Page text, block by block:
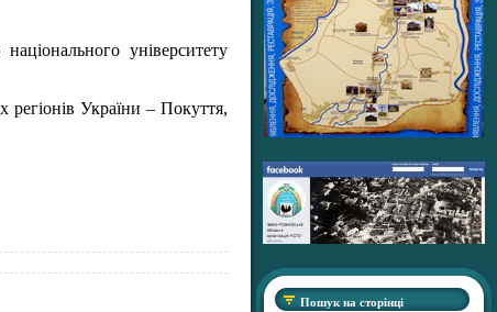
університету
регіонів України – Покуття,
Пошук на сторінці